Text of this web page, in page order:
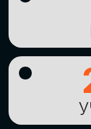
ЗАЯВКУ
Оставьте заявку,